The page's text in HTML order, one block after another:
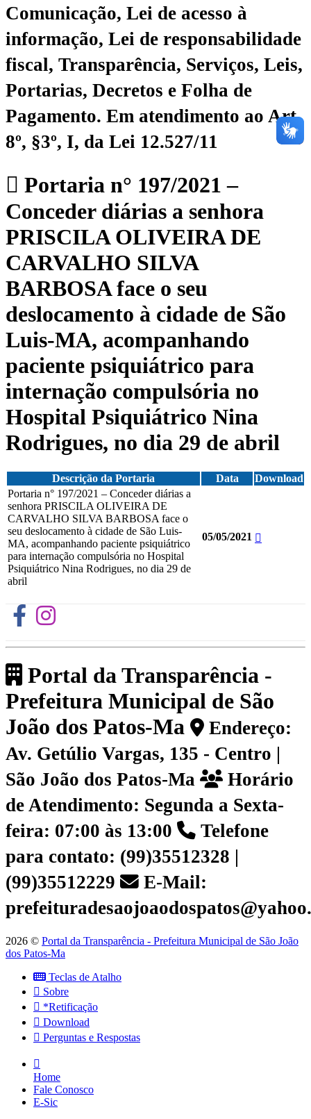
Comunicação, Lei de acesso à
informação, Lei de responsabilidade
fiscal, Transparência, Serviços, Leis,
Portarias, Decretos e Folha de
Pagamento. Em atendimento ao Art.
8º, §3º, I, da Lei 12.527/11
Portaria n° 197/2021 –
Conceder diárias a senhora
PRISCILA OLIVEIRA DE
CARVALHO SILVA
BARBOSA face o seu
deslocamento à cidade de São
Luis-MA, acompanhando
paciente psiquiátrico para
internação compulsória no
Hospital Psiquiátrico Nina
Rodrigues, no dia 29 de abril
Descrição da Portaria Data
Download
Portaria n° 197/2021 – Conceder diárias a
senhora PRISCILA OLIVEIRA DE
CARVALHO SILVA BARBOSA face o
seu deslocamento à cidade de São Luis-
MA, acompanhando paciente psiquiátrico
para internação compulsória no Hospital
Psiquiátrico Nina Rodrigues, no dia 29 de
abril
05/05/2021
Portal da Transparência -
Prefeitura Municipal de São
João dos Patos-Ma
Endereço:
Av. Getúlio Vargas, 135 - Centro |
São João dos Patos-Ma
Horário
de Atendimento: Segunda a Sexta-
feira: 07:00 às 13:00
Telefone
para contato: (99)35512328 |
(99)35512229
E-Mail:
2026 © Portal da Transparência - Prefeitura Municipal de São João
dos Patos-Ma
Teclas de Atalho
Sobre
*Retificação
Download
Perguntas e Respostas
Home
Fale Conosco
E-Sic